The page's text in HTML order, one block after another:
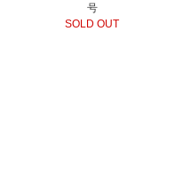
号
SOLD OUT